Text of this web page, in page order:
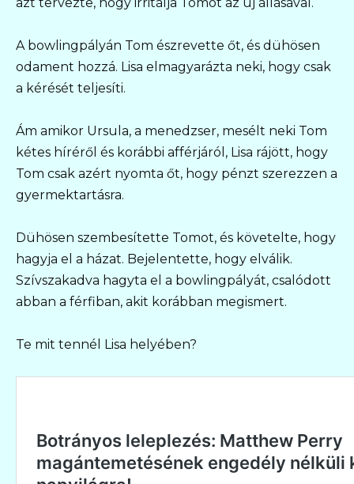
A bowlingpályán Tom észrevette őt, és dühösen
odament hozzá. Lisa elmagyarázta neki, hogy csak
a kérését teljesíti.
Ám amikor Ursula, a menedzser, mesélt neki Tom
kétes híréről és korábbi afférjáról, Lisa rájött, hogy
Tom csak azért nyomta őt, hogy pénzt szerezzen a
gyermektartásra.
Dühösen szembesítette Tomot, és követelte, hogy
hagyja el a házat. Bejelentette, hogy elválik.
Szívszakadva hagyta el a bowlingpályát, csalódott
abban a férfiban, akit korábban megismert.
Te mit tennél Lisa helyében?